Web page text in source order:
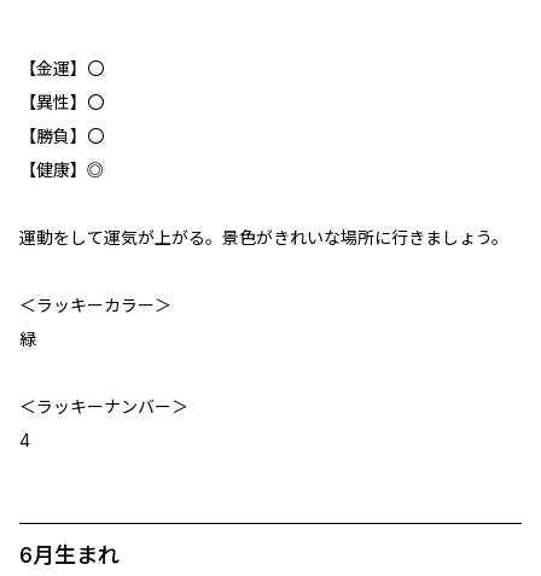
【金運】〇
【異性】〇
【勝負】〇
【健康】◎
運動をして運気が上がる。景色がきれいな場所に行きましょう。
＜ラッキーカラー＞
緑
＜ラッキーナンバー＞
4
6月生まれ